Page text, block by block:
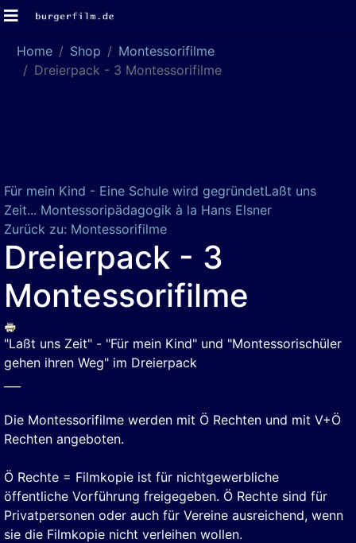
Home Shop
Montessorifilme
Dreierpack - 3 Montessorifilme
Für mein Kind - Eine Schule wird gegründetLaßt uns
Zeit... Montessoripädagogik à la Hans Elsner
Zurück zu: Montessorifilme
Dreierpack - 3
Montessorifilme
"Laßt uns Zeit" - "Für mein Kind" und "Montessorischüler
gehen ihren Weg" im Dreierpack
Die Montessorifilme werden mit Ö Rechten und mit V+Ö
Rechten angeboten.
Ö Rechte = Filmkopie ist für nichtgewerbliche
öffentliche Vorführung freigegeben. Ö Rechte sind für
Privatpersonen oder auch für Vereine ausreichend, wenn
sie die Filmkopie nicht verleihen wollen.